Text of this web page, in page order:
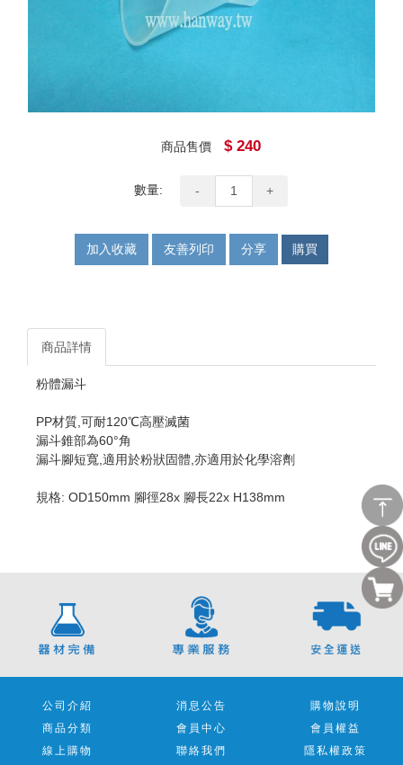
商品售價 $ 240
數量: - +
加入收藏 友善列印 分享 購買
商品詳情
粉體漏斗
PP材質,可耐120℃高壓滅菌
漏斗錐部為60°角
漏斗腳短寬,適用於粉狀固體,亦適用於化學溶劑
規格: OD150mm 腳徑28x 腳長22x H138mm
公司介紹 消息公告
購物說明
商品分類
會員中心
會員權益
線上購物
聯絡我們 隱私權政策